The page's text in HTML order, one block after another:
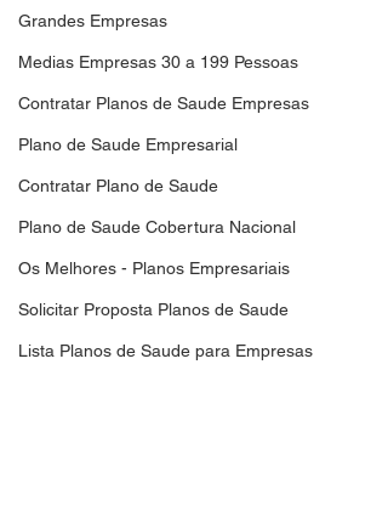
Grandes Empresas
Medias Empresas 30 a 199 Pessoas
Contratar Planos de Saude Empresas
Plano de Saude Empresarial
Contratar Plano de Saude
Plano de Saude Cobertura Nacional
Os Melhores - Planos Empresariais
Solicitar Proposta Planos de Saude
Lista Planos de Saude para Empresas